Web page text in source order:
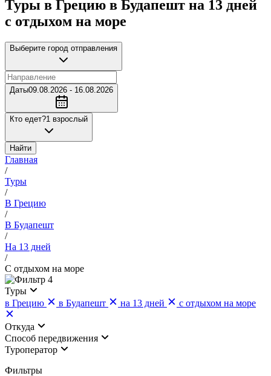
Туры в Грецию в Будапешт на 13 дней
с отдыхом на море
Выберите город отправления
Даты09.08.2026 - 16.08.2026
Кто едет?1 взрослый
Найти
Главная
/
Туры
/
В Грецию
/
В Будапешт
/
На 13 дней
/
С отдыхом на море
4
Туры
в Грецию
в Будапешт на 13 дней с отдыхом на море
Откуда
Cпособ передвижения
Туроператор
Фильтры